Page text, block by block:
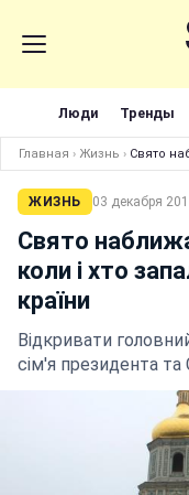
Люди Тренды
Главная › Жизнь › Свято
ЖИЗНЬ 03 декабря
Свято
коли і хто
країни
Відкривати
сім'я президента